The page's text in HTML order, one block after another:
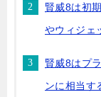
賢威8は初
やウィジェ
賢威8はプ
ンに相当す